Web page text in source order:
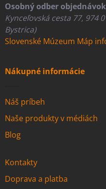
Osobný odber objednávok
Kynceľovská cesta 77, 974
Bystrica)
Slovenské Múzeum Máp
Nákupné informácie
Náš príbeh
Naše produkty v médiách
Blog
Kontakty
Doprava a platba